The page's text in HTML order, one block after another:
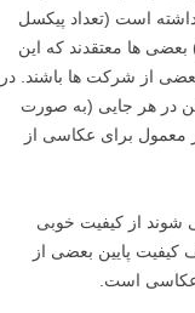
است (تعداد پیکسل
بعضی ها معتقدند که این
بعضی از شرکت ها باشند. در
در هر جایی (به صورت
معمول برای عکاسی از
شوند از کیفیت خوبی
کیفیت پایین بعضی از
عکاسی است.